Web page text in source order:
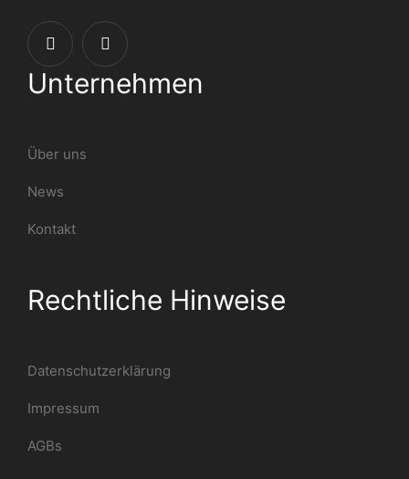
Unternehmen
Über uns
News
Kontakt
Rechtliche Hinweise
Datenschutzerklärung
Impressum
AGBs